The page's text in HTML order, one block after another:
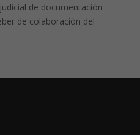
de documentación
de colaboración del